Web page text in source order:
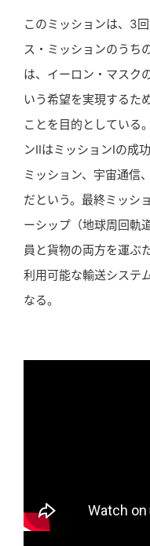
このミッションは、3
ス・ミッションのうち
は、イーロン・マスク
いう希望を実現するた
ことを目的としている
ンIIはミッションIの成
ミッション、宇宙通信
だという。最終ミッシ
ーシップ（地球周回軌
員と貨物の両方を運ぶ
利用可能な輸送システ
なる。